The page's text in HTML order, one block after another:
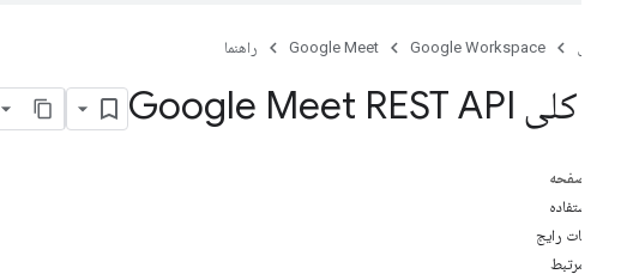
صفحه اصلی Google Workspace
Google Meet راهنما
نمای کلی Google Meet REST API
در این صفحه
موارد استفاده
اصطلاحات رایج
مباحث مرتبط